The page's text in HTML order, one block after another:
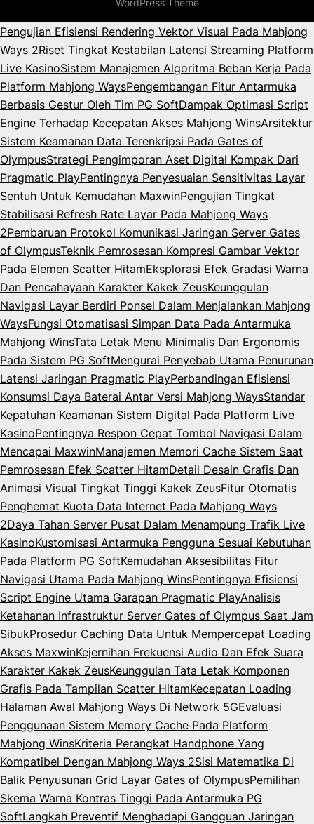
Pengujian Efisiensi Rendering Vektor Visual Pada Mahjong
Ways 2Riset Tingkat Kestabilan Latensi Streaming Platform
Live KasinoSistem Manajemen Algoritma Beban Kerja Pada
Platform Mahjong WaysPengembangan Fitur Antarmuka
Berbasis Gestur Oleh Tim PG SoftDampak Optimasi Script
Engine Terhadap Kecepatan Akses Mahjong WinsArsitektur
Sistem Keamanan Data Terenkripsi Pada Gates of
OlympusStrategi Pengimporan Aset Digital Kompak Dari
Pragmatic PlayPentingnya Penyesuaian Sensitivitas Layar
Sentuh Untuk Kemudahan MaxwinPengujian Tingkat
Stabilisasi Refresh Rate Layar Pada Mahjong Ways
2Pembaruan Protokol Komunikasi Jaringan Server Gates
of OlympusTeknik Pemrosesan Kompresi Gambar Vektor
Pada Elemen Scatter HitamEksplorasi Efek Gradasi Warna
Dan Pencahayaan Karakter Kakek ZeusKeunggulan
Navigasi Layar Berdiri Ponsel Dalam Menjalankan Mahjong
WaysFungsi Otomatisasi Simpan Data Pada Antarmuka
Mahjong WinsTata Letak Menu Minimalis Dan Ergonomis
Pada Sistem PG SoftMengurai Penyebab Utama Penurunan
Latensi Jaringan Pragmatic PlayPerbandingan Efisiensi
Konsumsi Daya Baterai Antar Versi Mahjong WaysStandar
Kepatuhan Keamanan Sistem Digital Pada Platform Live
KasinoPentingnya Respon Cepat Tombol Navigasi Dalam
Mencapai MaxwinManajemen Memori Cache Sistem Saat
Pemrosesan Efek Scatter HitamDetail Desain Grafis Dan
Animasi Visual Tingkat Tinggi Kakek ZeusFitur Otomatis
Penghemat Kuota Data Internet Pada Mahjong Ways
2Daya Tahan Server Pusat Dalam Menampung Trafik Live
KasinoKustomisasi Antarmuka Pengguna Sesuai Kebutuhan
Pada Platform PG SoftKemudahan Aksesibilitas Fitur
Navigasi Utama Pada Mahjong WinsPentingnya Efisiensi
Script Engine Utama Garapan Pragmatic PlayAnalisis
Ketahanan Infrastruktur Server Gates of Olympus Saat Jam
SibukProsedur Caching Data Untuk Mempercepat Loading
Akses MaxwinKejernihan Frekuensi Audio Dan Efek Suara
Karakter Kakek ZeusKeunggulan Tata Letak Komponen
Grafis Pada Tampilan Scatter HitamKecepatan Loading
Halaman Awal Mahjong Ways Di Network 5GEvaluasi
Penggunaan Sistem Memory Cache Pada Platform
Mahjong WinsKriteria Perangkat Handphone Yang
Kompatibel Dengan Mahjong Ways 2Sisi Matematika Di
Balik Penyusunan Grid Layar Gates of OlympusPemilihan
Skema Warna Kontras Tinggi Pada Antarmuka PG
SoftLangkah Preventif Menghadapi Gangguan Jaringan